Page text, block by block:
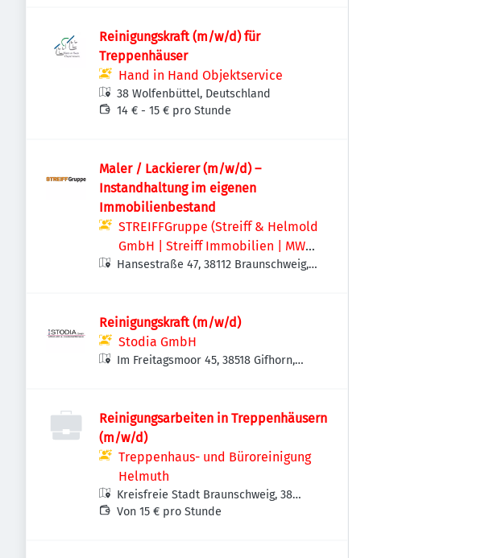
Reinigungskraft (m/w/d) für
Treppenhäuser
Hand in Hand Objektservice
38 Wolfenbüttel, Deutschland
14 € - 15 € pro Stunde
Maler / Lackierer (m/w/d) –
Instandhaltung im eigenen
Immobilienbestand
STREIFFGruppe (Streiff & Helmold
GmbH | Streiff Immobilien | MWS -
Mechanische Werkstatt Streiff
Hansestraße 47, 38112 Braunschweig,
Reinigungskraft (m/w/d)
Stodia GmbH
Im Freitagsmoor 45, 38518 Gifhorn,
Reinigungsarbeiten in Treppenhäusern
(m/w/d)
Treppenhaus- und Büroreinigung
Helmuth
Kreisfreie Stadt Braunschweig, 38
Braunschweig, Deutschland
Von 15 € pro Stunde